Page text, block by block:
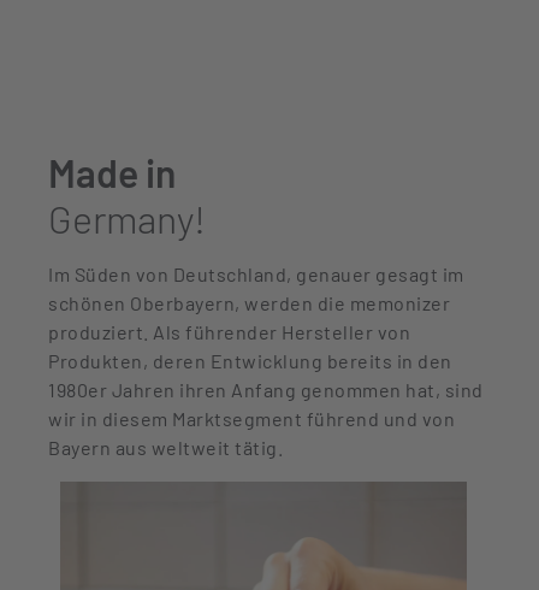
Made in
Germany!
Im Süden von Deutschland, genauer gesagt im
schönen Oberbayern, werden die memonizer
produziert. Als führender Hersteller von
Produkten, deren Entwicklung bereits in den
1980er Jahren ihren Anfang genommen hat, sind
wir in diesem Marktsegment führend und von
Bayern aus weltweit tätig.